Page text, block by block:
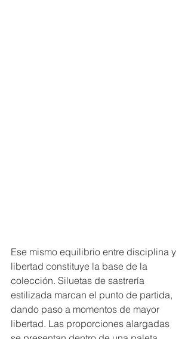
Ese mismo equilibrio entre disciplina y
libertad constituye la base de la
colección. Siluetas de sastrería
estilizada marcan el punto de partida,
dando paso a momentos de mayor
libertad. Las proporciones alargadas